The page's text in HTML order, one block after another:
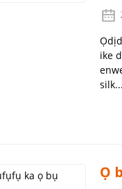
ike
silk...
Ọ